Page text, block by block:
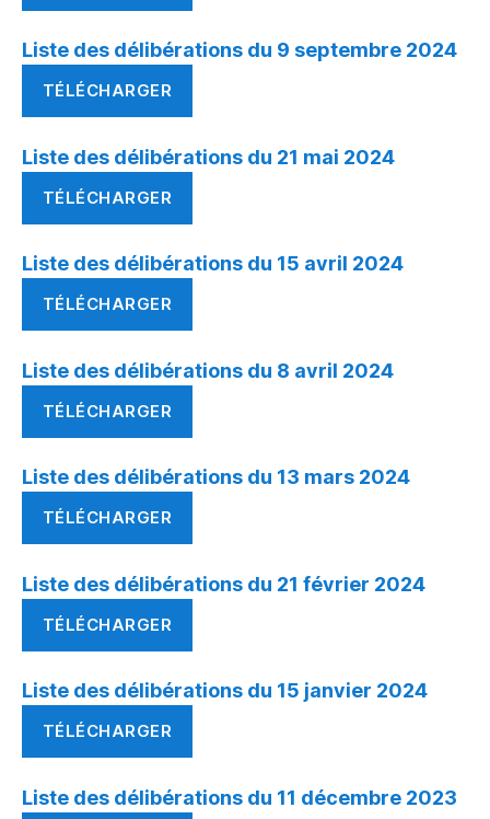
Liste des délibérations du 9 septembre 2024
TÉLÉCHARGER
Liste des délibérations du 21 mai 2024
TÉLÉCHARGER
Liste des délibérations du 15 avril 2024
TÉLÉCHARGER
Liste des délibérations du 8 avril 2024
TÉLÉCHARGER
Liste des délibérations du 13 mars 2024
TÉLÉCHARGER
Liste des délibérations du 21 février 2024
TÉLÉCHARGER
Liste des délibérations du 15 janvier 2024
TÉLÉCHARGER
Liste des délibérations du 11 décembre 2023